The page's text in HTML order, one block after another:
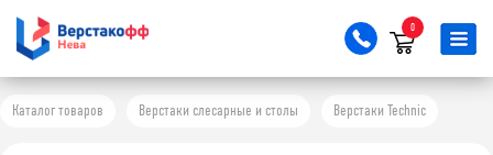
0
Каталог товаров Верстаки слесарные и столы Верстаки Technic